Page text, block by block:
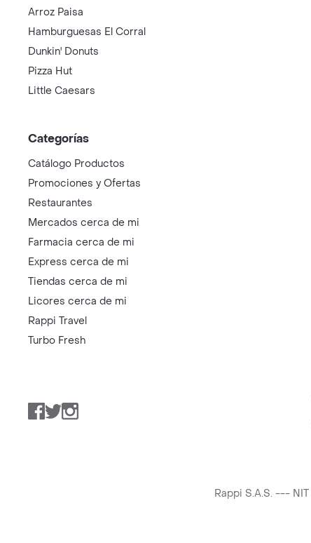
Arroz Paisa
Hamburguesas El Corral
Dunkin' Donuts
Pizza Hut
Little Caesars
Categorías
Catálogo Productos
Promociones y Ofertas
Restaurantes
Mercados cerca de mi
Farmacia cerca de mi
Express cerca de mi
Tiendas cerca de mi
Licores cerca de mi
Rappi Travel
Turbo Fresh
Facebook
TwitterInstagram
Rappi S.A.S. ---